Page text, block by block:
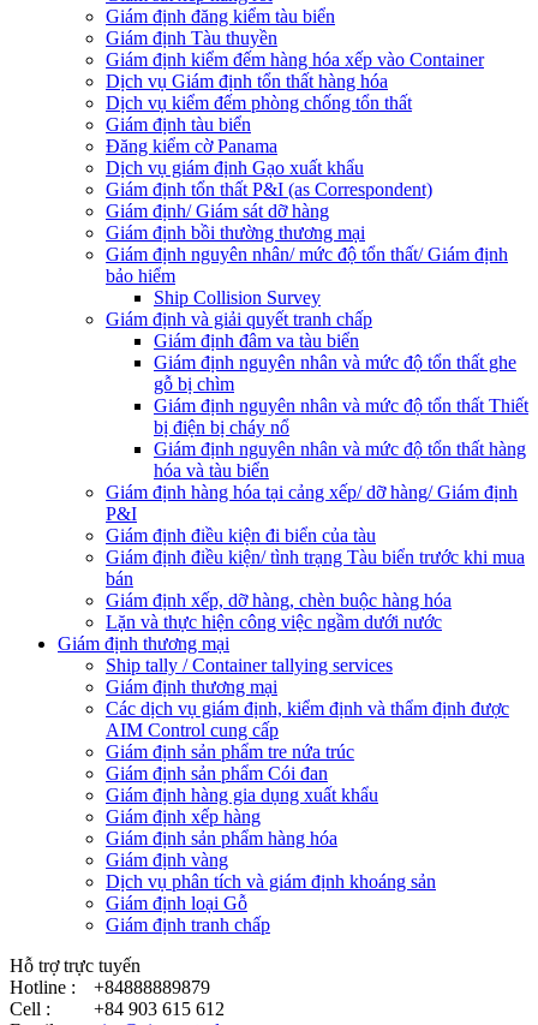
Giám định đăng kiểm tàu biển
Giám định Tàu thuyền
Giám định kiểm đếm hàng hóa xếp vào Container
Dịch vụ Giám định tổn thất hàng hóa
Dịch vụ kiểm đếm phòng chống tổn thất
Giám định tàu biển
Đăng kiểm cờ Panama
Dịch vụ giám định Gạo xuất khẩu
Giám định tổn thất P&I (as Correspondent)
Giám định/ Giám sát dỡ hàng
Giám định bồi thường thương mại
Giám định nguyên nhân/ mức độ tổn thất/ Giám định
bảo hiểm
Ship Collision Survey
Giám định và giải quyết tranh chấp
Giám định đâm va tàu biển
Giám định nguyên nhân và mức độ tổn thất ghe
gỗ bị chìm
Giám định nguyên nhân và mức độ tổn thất Thiết
bị điện bị cháy nổ
Giám định nguyên nhân và mức độ tổn thất hàng
hóa và tàu biển
Giám định hàng hóa tại cảng xếp/ dỡ hàng/ Giám định
P&I
Giám định điều kiện đi biển của tàu
Giám định điều kiện/ tình trạng Tàu biển trước khi mua
bán
Giám định xếp, dỡ hàng, chèn buộc hàng hóa
Lặn và thực hiện công việc ngầm dưới nước
Giám định thương mại
Ship tally / Container tallying services
Giám định thương mại
Các dịch vụ giám định, kiểm định và thẩm định được
AIM Control cung cấp
Giám định sản phẩm tre nứa trúc
Giám định sản phẩm Cói đan
Giám định hàng gia dụng xuất khẩu
Giám định xếp hàng
Giám định sản phẩm hàng hóa
Giám định vàng
Dịch vụ phân tích và giám định khoáng sản
Giám định loại Gỗ
Giám định tranh chấp
Hỗ trợ trực tuyến
Hotline :
+84888889879
Cell :
+84 903 615 612